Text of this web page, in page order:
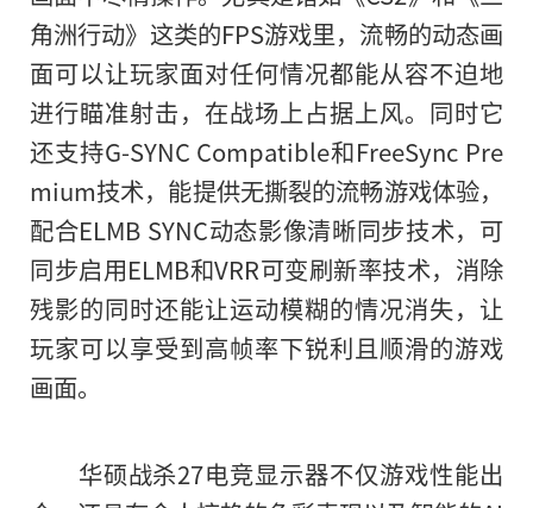
角洲行动》这类的FPS游戏里，流畅的动态画
面可以让玩家面对任何情况都能从容不迫地
进行瞄准射击，在战场上占据上风。同时它
还支持G-SYNC Compatible和FreeSync Pre
mium技术，能提供无撕裂的流畅游戏体验，
配合ELMB SYNC动态影像清晰同步技术，可
同步启用ELMB和VRR可变刷新率技术，消除
残影的同时还能让运动模糊的情况消失，让
玩家可以享受到高帧率下锐利且顺滑的游戏
画面。
华硕战杀27电竞显示器不仅游戏性能出